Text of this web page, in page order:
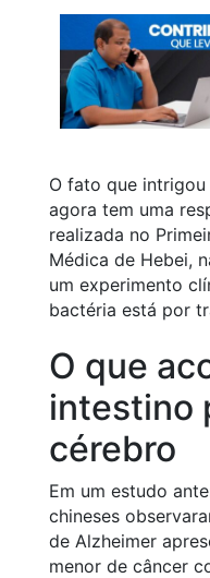
O fato que
agora tem uma
realizada no
Médica de Hebei,
um experimento
bactéria está por
O que
intestino
cérebro
Em um estudo
chineses
de Alzheimer
menor de câncer